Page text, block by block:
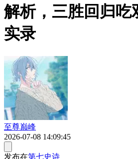
解析，三胜回归吃
实录
至尊巅峰
2026-07-08 14:09:45
发布在第七史诗